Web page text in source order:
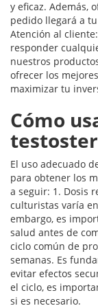
y eficaz. Además,
pedido llegará a
Atención al
responder
nuestros
ofrecer los
maximizar tu
Cómo
El uso adecuado
para obtener los
a seguir: 1. Dosis
culturistas varía
embargo, es
salud antes de
ciclo común de
semanas. Es
evitar efectos
el ciclo, es
si es necesario.